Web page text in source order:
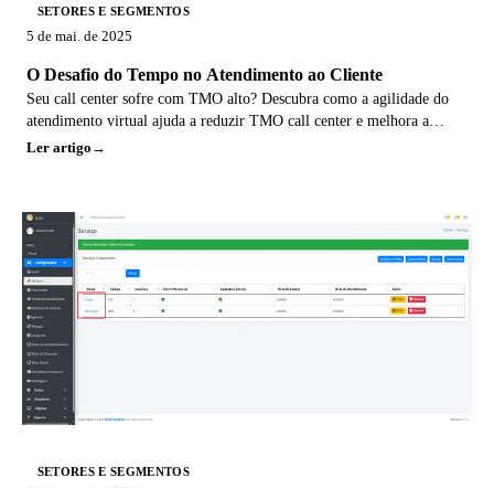
SETORES E SEGMENTOS
5 de mai. de 2025
O Desafio do Tempo no Atendimento ao Cliente
Seu call center sofre com TMO alto? Descubra como a agilidade do
atendimento virtual ajuda a reduzir TMO call center e melhora a
experiência do cliente.
Ler artigo
SETORES E SEGMENTOS